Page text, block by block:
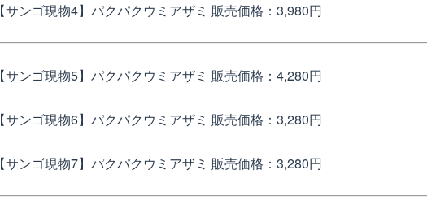
【サンゴ現物4】パクパクウミアザミ 販売価格：3,980円
【サンゴ現物5】パクパクウミアザミ 販売価格：4,280円
【サンゴ現物6】パクパクウミアザミ 販売価格：3,280円
【サンゴ現物7】パクパクウミアザミ 販売価格：3,280円